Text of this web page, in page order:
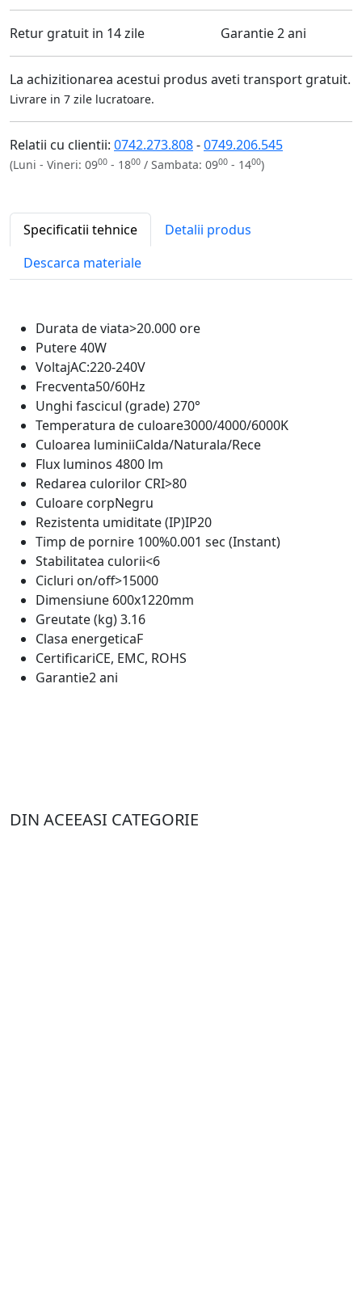
Retur gratuit in 14 zile Garantie 2 ani
La achizitionarea acestui produs aveti transport gratuit.
Livrare in 7 zile lucratoare.
Relatii cu clientii: 0742.273.808-0749.206.545
(Luni - Vineri: 0900 - 1800 / Sambata: 0900 - 1400)
Specificatii tehnice
Detalii produs
Descarca materiale
Durata de viata>20.000 ore
Putere40W
VoltajAC:220-240V
Frecventa50/60Hz
Unghi fascicul (grade)270°
Temperatura de culoare3000/4000/6000K
Culoarea luminiiCalda/Naturala/Rece
Flux luminos 4800 lm
Redarea culorilor CRI>80
Culoare corpNegru
Rezistenta umiditate (IP)IP20
Timp de pornire 100%0.001 sec (Instant)
Stabilitatea culorii<6
Cicluri on/off>15000
Dimensiune 600x1220mm
Greutate (kg)3.16
Clasa energeticaF
CertificariCE, EMC, ROHS
Garantie2 ani
DIN ACEEASI CATEGORIE